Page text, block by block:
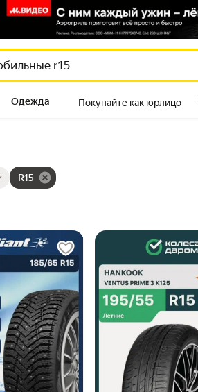
Одежда Покупайте как юрлицо
R15